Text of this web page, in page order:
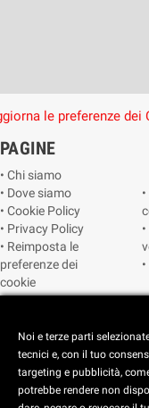
le preferenze dei
PAGINE
• Chi siamo
• Dove siamo
• Cookie Policy
• Privacy Policy
• Reimposta le
preferenze dei
cookie
Copyright © 2025
Noi e terze parti
tecnici e, con il tuo
targeting e pubblicità,
potrebbe rendere non